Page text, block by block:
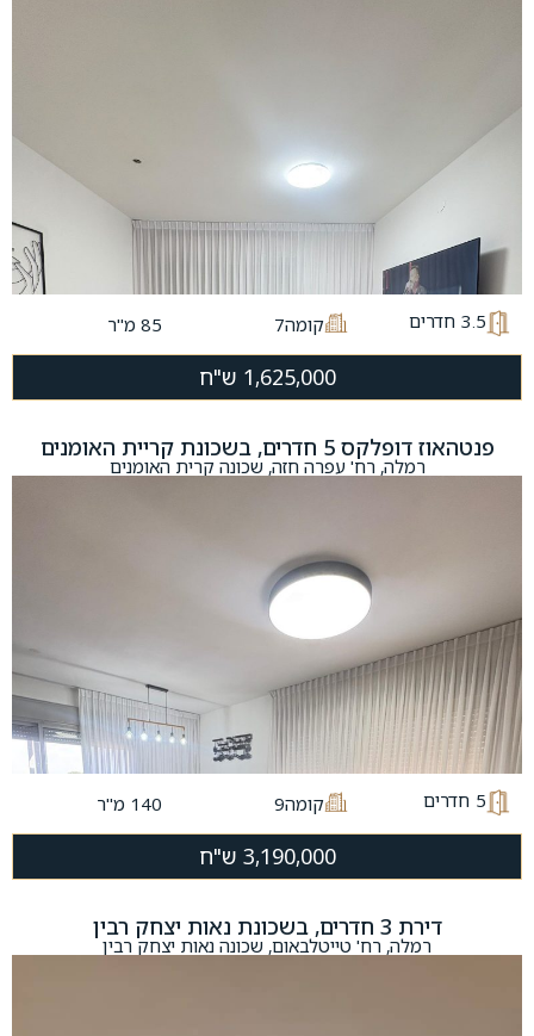
3.5 חדרים קומה7 85 מ"ר
1,625,000 ש"ח
פנטהאוז דופלקס 5 חדרים, בשכונת קריית האומנים
רמלה, רח' עפרה חזה, שכונה קרית האומנים
5 חדרים קומה9 140 מ"ר
3,190,000 ש"ח
דירת 3 חדרים, בשכונת נאות יצחק רבין
רמלה, רח' טייטלבאום, שכונה נאות יצחק רבין